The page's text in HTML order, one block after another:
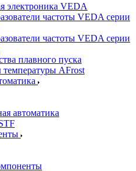
электроника VEDA
частоты VEDA серии
частоты VEDA серии
плавного пуска
AFrost
автоматика